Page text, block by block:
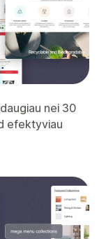
nei 30
efektyviau